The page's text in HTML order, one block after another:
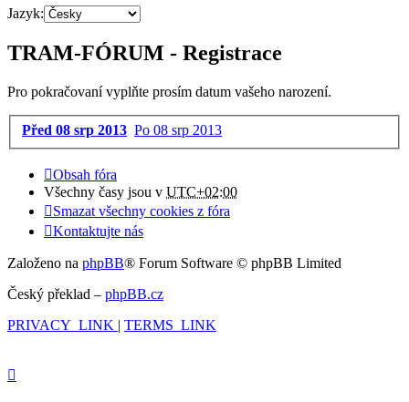
Jazyk:
TRAM-FÓRUM - Registrace
Pro pokračovaní vyplňte prosím datum vašeho narození.
Před 08 srp 2013 Po 08 srp 2013
Obsah fóra
Všechny časy jsou v UTC+02:00
Smazat všechny cookies z fóra
Kontaktujte nás
Založeno na phpBB® Forum Software © phpBB Limited
Český překlad – phpBB.cz
PRIVACY_LINK | TERMS_LINK